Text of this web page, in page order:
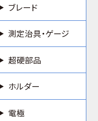
ブレード
測定治具・ゲージ
超硬部品
ホルダー
電極